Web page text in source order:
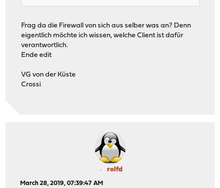
Frag da die Firewall von sich aus selber was an? Denn
eigentlich möchte ich wissen, welche Client ist dafür
verantwortlich.
Ende edit
VG von der Küste
Crossi
rolfd
March 28, 2019, 07:39:47 AM